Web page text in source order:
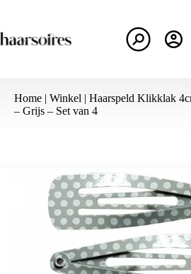
de
inhoud
Home | Winkel | Haarspeld Klikklak
– Grijs – Set van 4